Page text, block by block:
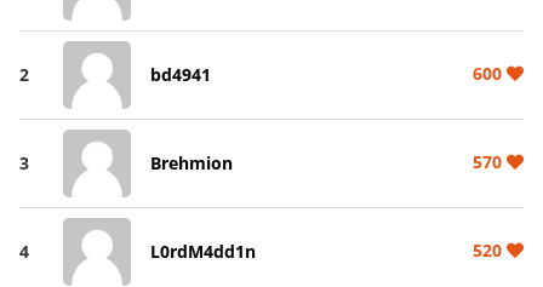
2 bd4941 600
3 Brehmion 570
4 L0rdM4dd1n 520